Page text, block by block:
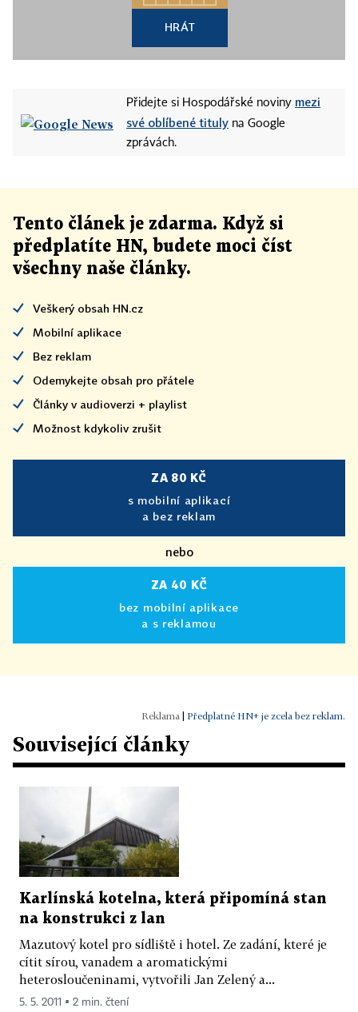
HRÁT
Přidejte si Hospodářské noviny mezi
své oblíbené tituly na Google
zprávách.
Tento článek je zdarma. Když si
předplatíte HN, budete moci číst
všechny naše články.
Veškerý obsah HN.cz
Mobilní aplikace
Bez reklam
Odemykejte obsah pro přátele
Články v audioverzi + playlist
Možnost kdykoliv zrušit
ZA 80 KČ
s mobilní aplikací
a bez reklam
nebo
ZA 40 KČ
bez mobilní aplikace
a s reklamou
Předplatné HN+ je zcela bez reklam.
Související články
Karlínská kotelna, která připomíná stan
na konstrukci z lan
Mazutový kotel pro sídliště i hotel. Ze zadání, které je
cítit sírou, vanadem a aromatickými
heterosloučeninami, vytvořili Jan Zelený a...
5. 5. 2011 ▪ 2 min. čtení